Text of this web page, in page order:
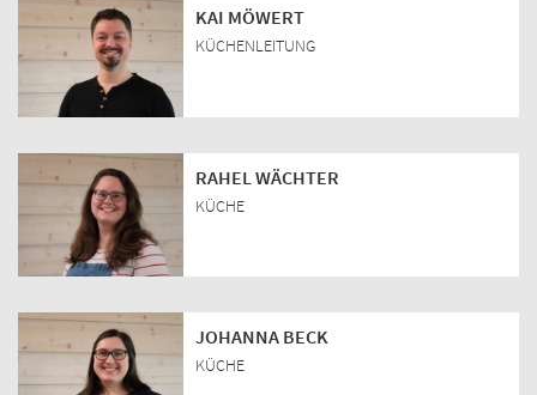
KAI MÖWERT
KÜCHENLEITUNG
RAHEL WÄCHTER
KÜCHE
JOHANNA BECK
KÜCHE